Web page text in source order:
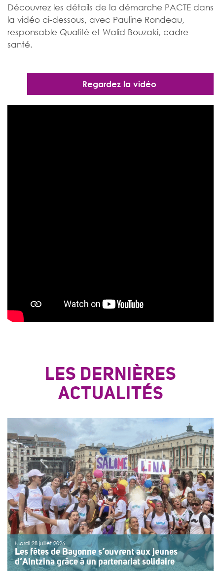
Découvrez les détails de la démarche PACTE dans
la vidéo ci-dessous, avec Pauline Rondeau,
responsable Qualité et Walid Bouzaki, cadre
santé.
Regardez la vidéo
LES DERNIÈRES
ACTUALITÉS
Mardi 28 juillet 2026
Les fêtes de Bayonne s’ouvrent aux jeunes
d’Aintzina grâce à un partenariat solidaire